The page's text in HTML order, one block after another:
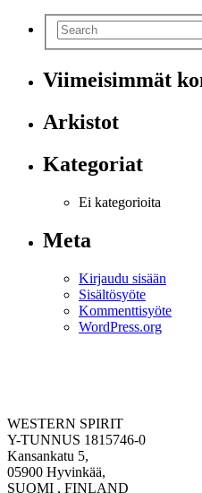
Viimeisimmät
Arkistot
Kategoriat
Ei kategorioita
Meta
Kirjaudu sisään
Sisältösyöte
Kommenttisyöte
WordPress.org
WESTERN SPIRIT
Y-TUNNUS 1815746-0
Kansankatu 5,
05900 Hyvinkää,
SUOMI , FINLAND